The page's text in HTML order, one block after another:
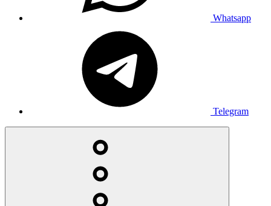
Whatsapp
Telegram